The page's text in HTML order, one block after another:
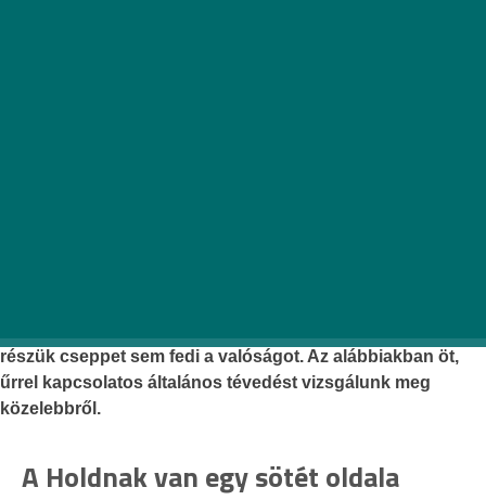
részük cseppet sem fedi a valóságot. Az alábbiakban öt,
űrrel kapcsolatos általános tévedést vizsgálunk meg
közelebbről.
A Holdnak van egy sötét oldala